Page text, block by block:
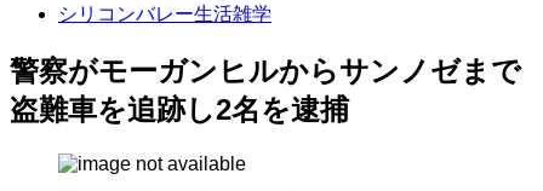
シリコンバレー生活雑学
警察がモーガンヒルからサンノゼまで
盗難車を追跡し2名を逮捕